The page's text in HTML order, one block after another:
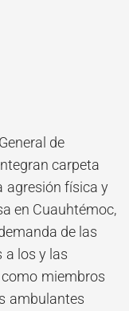
de
carpeta
agresión física y
en Cuauhtémoc,
de las
a los y las
miembros
ambulantes